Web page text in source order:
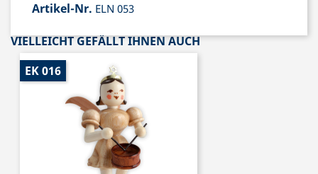
Artikel-Nr. ELN 053
VIELLEICHT GEFÄLLT IHNEN AUCH
EK 016